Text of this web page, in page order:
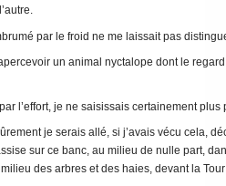
par le froid ne me laissait pas
un animal nyctalope dont le
l’effort, je ne saisissais certainement
je serais allé, si j’avais vécu cela,
sur ce banc, au milieu de nulle part,
des arbres et des haies, devant la